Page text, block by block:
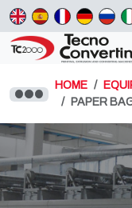
HOME
PAPER